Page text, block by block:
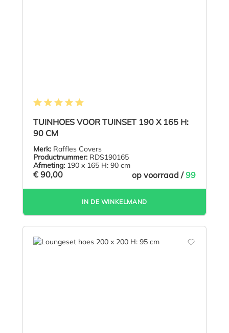
TUINHOES VOOR TUINSET 190 X 165 H:
90 CM
Merk: Raffles Covers
Productnummer: RDS190165
Afmeting: 190 x 165 H: 90 cm
€ 90,00 op voorraad /99
IN DE WINKELMAND